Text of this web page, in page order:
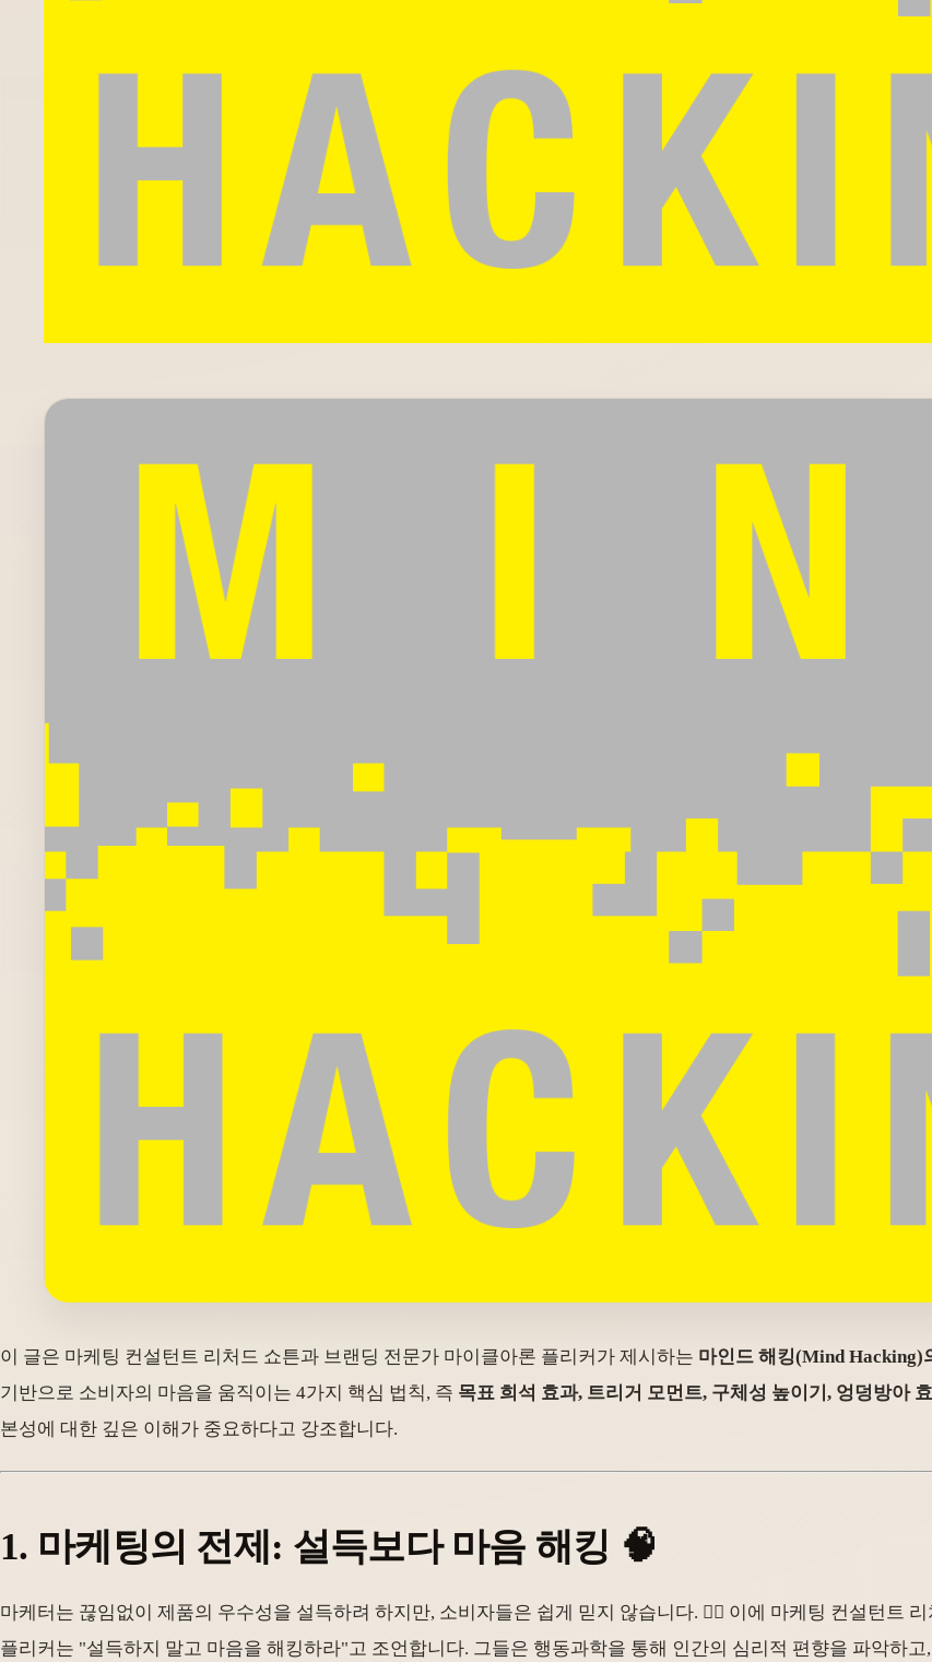
이 글은 마케팅 컨설턴트 리처드 쇼튼과 브랜딩 전문가 마이클아론 플리커가 제시하는 마인드 해킹(Mind Hacking)
기반으로 소비자의 마음을 움직이는 4가지 핵심 법칙, 즉 목표 희석 효과, 트리거 모먼트, 구체성 높이기, 엉덩방아
본성에 대한 깊은 이해가 중요하다고 강조합니다.
1. 마케팅의 전제: 설득보다 마음 해킹 🧠
마케터는 끊임없이 제품의 우수성을 설득하려 하지만, 소비자들은 쉽게 믿지 않습니다. 🤷‍♀️ 이에 마케팅 컨설턴트
플리커는 "설득하지 말고 마음을 해킹하라"고 조언합니다. 그들은 행동과학을 통해 인간의 심리적 편향을 파악하